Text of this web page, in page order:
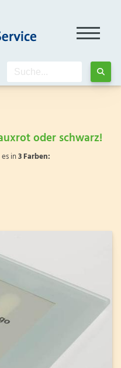
oder schwarz!
in3 Farben: